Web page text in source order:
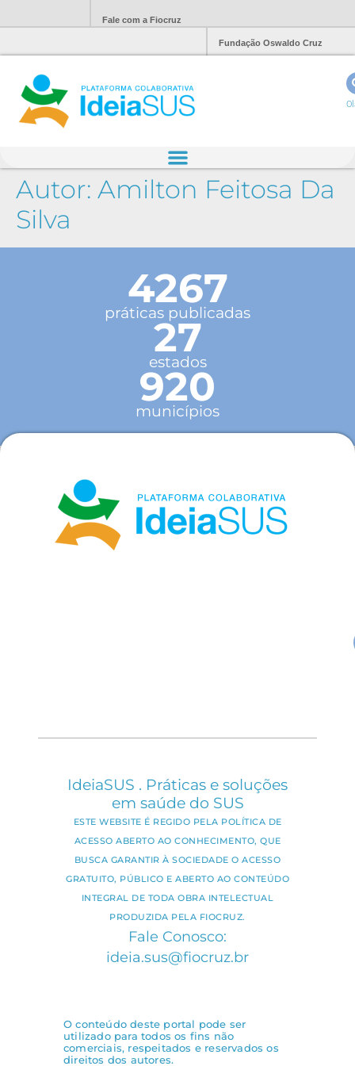
Fale com a Fiocruz
Fundação Oswaldo Cruz
Autor: Amilton Feitosa Da
Silva
4267
práticas publicadas
27
estados
920
municípios
IdeiaSUS . Práticas e soluções
em saúde do SUS
ESTE WEBSITE É REGIDO PELA POLÍTICA DE
ACESSO ABERTO AO CONHECIMENTO, QUE
BUSCA GARANTIR À SOCIEDADE O ACESSO
GRATUITO, PÚBLICO E ABERTO AO CONTEÚDO
INTEGRAL DE TODA OBRA INTELECTUAL
PRODUZIDA PELA FIOCRUZ.
Fale Conosco:
ideia.sus@fiocruz.br
O conteúdo deste portal pode ser
utilizado para todos os fins não
comerciais, respeitados e reservados os
direitos dos autores.